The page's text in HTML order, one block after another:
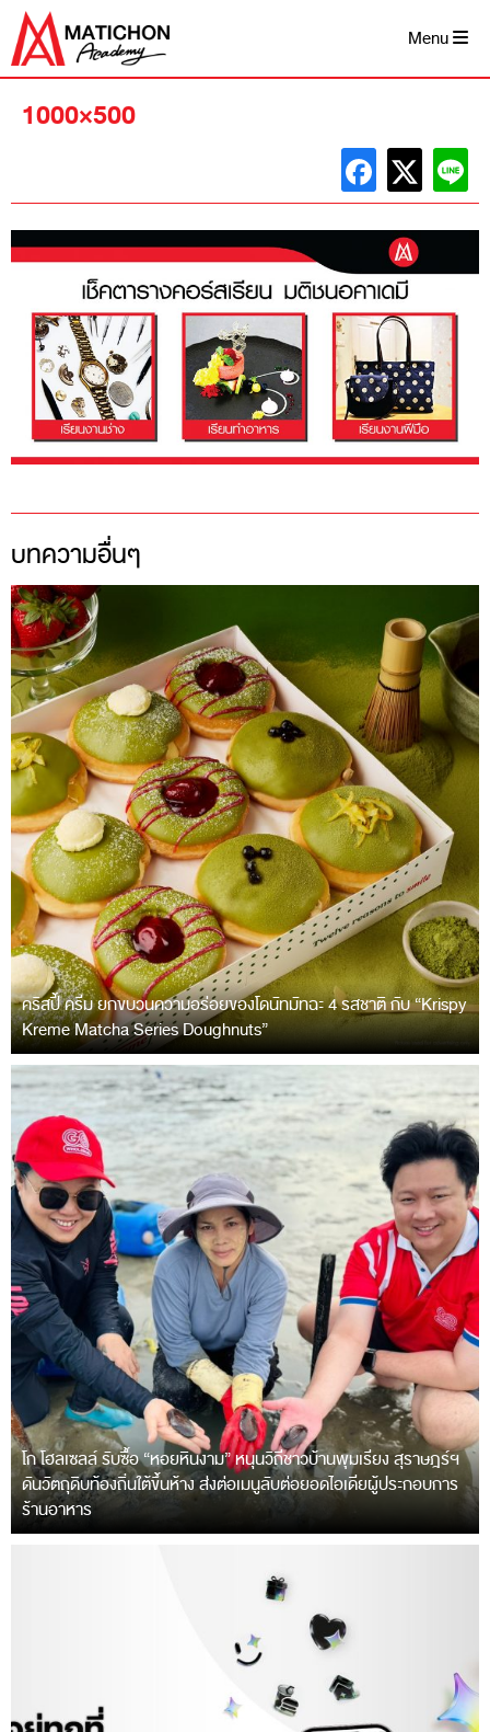
Skip
content
Menu
1000×500
บทความอื่นๆ
คริสปี้ ครีม ยกขบวนความอร่อยของโดนัทมัทฉะ 4 รสชาติ กับ “Krispy
Kreme Matcha Series Doughnuts”
โก โฮลเซลล์ รับซื้อ “หอยหินงาม” หนุนวิถีชาวบ้านพุมเรียง สุราษฎร์ฯ
ดันวัตถุดิบท้องถิ่นใต้ขึ้นห้าง ส่งต่อเมนูลับต่อยอดไอเดียผู้ประกอบการ
ร้านอาหาร